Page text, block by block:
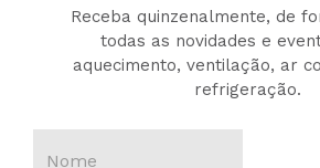
Receba quinzenalmente, de
todas as novidades e
aquecimento, ventilação, ar
refrigeração.